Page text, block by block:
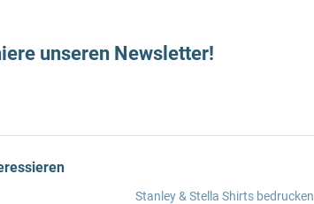
unseren Newsletter!
Stanley & Stella Shirts bedrucken